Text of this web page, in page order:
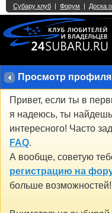
Просмотр
Привет, если ты в
я надеюсь, ты
интересного! Часто
FAQ.
А вообще, советую
регистрацию на
больше возможностей!
Single Sign
2 3 4 5 6 7 8 9 10 11 12 13
27 28 29 30 31 32 33